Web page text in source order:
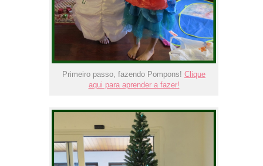
Primeiro passo, fazendo Pompons! Clique
aqui para aprender a fazer!